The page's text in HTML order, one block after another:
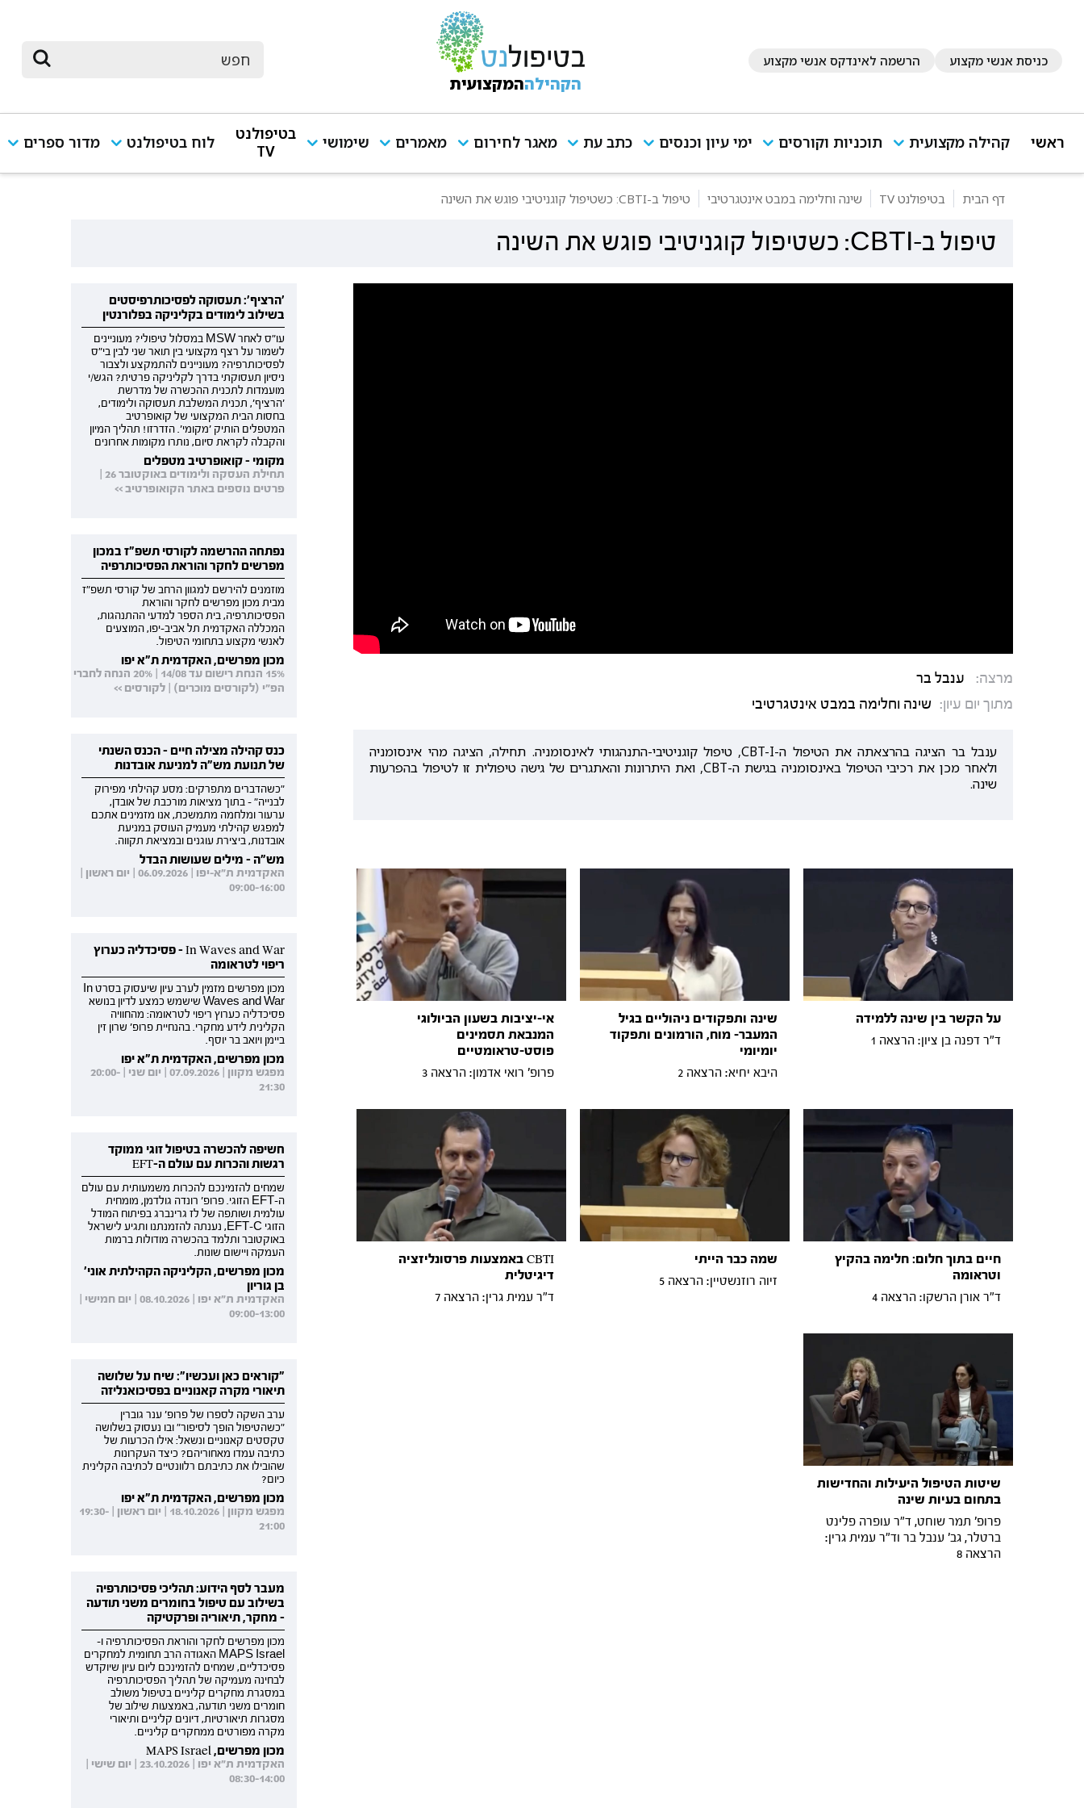
כניסת אנשי מקצוע הרשמה לאינדקס אנשי מקצוע
הקהילההמקצועית
ראשי קהילה מקצועית תוכניות וקורסים ימי עיון וכנסים כתב עת מאגר לחירום מאמרים שימושי
בטיפולנט
TV
לוח בטיפולנט מדור ספרים
דף הבית בטיפולנט TV שינה וחלימה במבט אינטגרטיבי טיפול ב-CBTI: כשטיפול קוגניטיבי פוגש את השינה
טיפול ב-CBTI: כשטיפול קוגניטיבי פוגש את השינה
מרצה:
ענבל בר
מתוך יום עיון: שינה וחלימה במבט אינטגרטיבי
ענבל בר הציגה בהרצאתה את הטיפול ה-CBT-I, טיפול קוגניטיבי-התנהגותי לאינסומניה. תחילה, הציגה מהי אינסומניה
ולאחר מכן את רכיבי הטיפול באינסומניה בגישת ה-CBT, ואת היתרונות והאתגרים של גישה טיפולית זו לטיפול בהפרעות
שינה.
על הקשר בין שינה ללמידה
ד"ר דפנה בן ציון: הרצאה 1
שינה ותפקודים ניהוליים בגיל
המעבר- מוח, הורמונים ותפקוד
יומיומי
היבא יחיא: הרצאה 2
אי-יציבות בשעון הביולוגי
המנבאת תסמינים
פוסט-טראומטיים
פרופ' רואי אדמון: הרצאה 3
חיים בתוך חלום: חלימה בהקיץ
וטראומה
ד"ר אורן הרשקו: הרצאה 4
שמה כבר הייתי
זיוה רוזנשטיין: הרצאה 5
CBTI באמצעות פרסונליזציה
דיגיטלית
ד"ר עמית גרין: הרצאה 7
שיטות הטיפול היעילות והחדישות
בתחום בעיות שינה
פרופ' תמר שוחט, ד"ר עופרה פלינט
ברטלר, גב' ענבל בר וד"ר עמית גרין:
הרצאה 8
'הרציף': תעסוקה לפסיכותרפיסטים
בשילוב לימודים בקליניקה בפלורנטין
עו"ס לאחר MSW במסלול טיפולי? מעוניינים
לשמור על רצף מקצועי בין תואר שני לבין בי"ס
לפסיכותרפיה? מעוניינים להתמקצע ולצבור
ניסיון תעסוקתי בדרך לקליניקה פרטית? הגש/י
מועמדות לתכנית ההכשרה של מדרשת
'הרציף', תכנית המשלבת תעסוקה ולימודים,
בחסות הבית המקצועי של קואופרטיב
המטפלים הותיק 'מקומי'. הזדרזו! תהליך המיון
והקבלה לקראת סיום, נותרו מקומות אחרונים
מקומי - קואופרטיב מטפלים
תחילת העסקה ולימודים באוקטובר 26 |
פרטים נוספים באתר הקואופרטיב >>
נפתחה ההרשמה לקורסי תשפ"ז במכון
מפרשים לחקר והוראת הפסיכותרפיה
מוזמנים להירשם למגוון הרחב של קורסי תשפ"ז
מבית מכון מפרשים לחקר והוראת
הפסיכותרפיה, בית הספר למדעי ההתנהגות,
המכללה האקדמית תל אביב-יפו, המוצעים
לאנשי מקצוע בתחומי הטיפול.
מכון מפרשים, האקדמית ת"א יפו
15% הנחת רישום עד 14/08 | 20% הנחה לחברי
הפ"י (לקורסים מוכרים) | לקורסים >>
כנס קהילה מצילה חיים - הכנס השנתי
של תנועת מש"ה למניעת אובדנות
"כשהדברים מתפרקים: מסע קהילתי מפירוק
לבנייה" - בתוך מציאות מורכבת של אובדן,
ערעור ומלחמה מתמשכת, אנו מזמינים אתכם
למפגש קהילתי מעמיק העוסק במניעת
אובדנות, ביצירת עוגנים ובמציאת תקווה.
מש"ה - מילים שעושות הבדל
האקדמית ת"א-יפו | 06.09.2026 | יום ראשון |
09:00-16:00
In Waves and War - פסיכדליה כערוץ
ריפוי לטראומה
מכון מפרשים מזמין לערב עיון שיעסוק בסרט In
Waves and War שישמש כמצע לדיון בנושא
פסיכדליה כערוץ ריפוי לטראומה: מהחוויה
הקלינית לידע מחקרי. בהנחיית פרופ' שרון זין
ביימן ויואב בר יוסף.
מכון מפרשים, האקדמית ת"א יפו
מפגש מקוון | 07.09.2026 | יום שני | 20:00-
21:30
חשיפה להכשרה בטיפול זוגי ממוקד
רגשות והכרות עם עולם ה-EFT
שמחים להזמינכם להכרות משמעותית עם עולם
ה-EFT הזוגי. פרופ' רונדה גולדמן, מומחית
עולמית ושותפה של לז גרינברג בפיתוח המודל
הזוגי EFT-C, נענתה להזמנתנו ותגיע לישראל
באוקטובר ותלמד בהכשרה מודולות ברמות
העמקה ויישום שונות.
מכון מפרשים, הקליניקה הקהילתית אוני'
בן גוריון
האקדמית ת"א יפו | 08.10.2026 | יום חמישי |
09:00-13:00
"קוראים כאן ועכשיו": שיח על שלושה
תיאורי מקרה קאנוניים בפסיכואנליזה
ערב השקה לספרו של פרופ' ענר גוברין
"כשהטיפול הופך לסיפור" ובו נעסוק בשלושה
טקסטים קאנוניים ונשאל: אילו הכרעות של
כתיבה עמדו מאחוריהם? כיצד העקרונות
שהובילו את כתיבתם רלוונטיים לכתיבה הקלינית
כיום?
מכון מפרשים, האקדמית ת"א יפו
מפגש מקוון | 18.10.2026 | יום ראשון | 19:30-
21:00
מעבר לסף הידוע: תהליכי פסיכותרפיה
בשילוב עם טיפול בחומרים משני תודעה
- מחקר, תיאוריה ופרקטיקה
מכון מפרשים לחקר והוראת הפסיכותרפיה ו-
MAPS Israel האגודה הרב תחומית למחקרים
פסיכדליים, שמחים להזמינכם ליום עיון שיוקדש
לבחינה מעמיקה של תהליך הפסיכותרפיה
במסגרת מחקרים קליניים בטיפול משולב
חומרים משני תודעה, באמצעות שילוב של
מסגרות תיאורטיות, דיונים קליניים ותיאורי
מקרה מפורטים ממחקרים קליניים.
מכון מפרשים, MAPS Israel
האקדמית ת"א יפו | 23.10.2026 | יום שישי |
08:30-14:00